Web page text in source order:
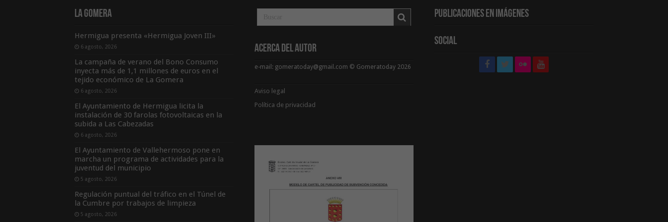
La Gomera
Hermigua presenta «Hermigua Joven III»
6 agosto, 2026
La campaña de verano del Bono Consumo
inyecta más de 1,1 millones de euros en el
tejido económico de La Gomera
6 agosto, 2026
El Ayuntamiento de Hermigua licita la
instalación de 30 farolas fotovoltaicas en la
subida a Las Cabezadas
6 agosto, 2026
El Ayuntamiento de Vallehermoso pone en
marcha un programa de actividades para la
juventud del municipio
5 agosto, 2026
Regulación puntual del tráfico en el Túnel de
la Cumbre por trabajos de limpieza
5 agosto, 2026
Acerca del Autor
e-mail: gomeratoday@gmail.com © Gomeratoday 2026
Aviso legal
Política de privacidad
Publicaciones en Imágenes
Social